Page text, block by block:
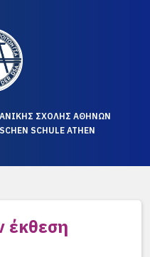
ΣΧΟΛΗΣ ΑΘΗΝΩΝ
SCHULE ATHEN
έκθεση